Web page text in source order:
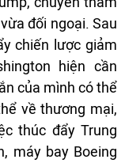
đối ngoại. Sau
chiến lược giảm
hiện cần
của mình có thể
về thương mại,
thúc đẩy Trung
máy bay Boeing